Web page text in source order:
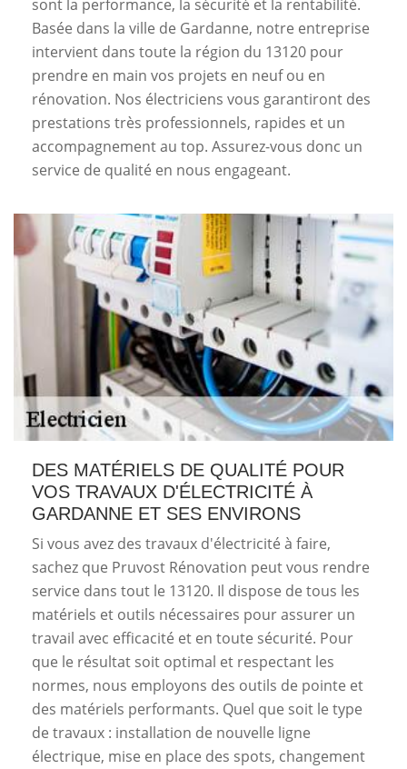
sont la performance, la sécurité et la rentabilité.
Basée dans la ville de Gardanne, notre entreprise
intervient dans toute la région du 13120 pour
prendre en main vos projets en neuf ou en
rénovation. Nos électriciens vous garantiront des
prestations très professionnels, rapides et un
accompagnement au top. Assurez-vous donc un
service de qualité en nous engageant.
DES MATÉRIELS DE QUALITÉ POUR
VOS TRAVAUX D'ÉLECTRICITÉ À
GARDANNE ET SES ENVIRONS
Si vous avez des travaux d'électricité à faire,
sachez que Pruvost Rénovation peut vous rendre
service dans tout le 13120. Il dispose de tous les
matériels et outils nécessaires pour assurer un
travail avec efficacité et en toute sécurité. Pour
que le résultat soit optimal et respectant les
normes, nous employons des outils de pointe et
des matériels performants. Quel que soit le type
de travaux : installation de nouvelle ligne
électrique, mise en place des spots, changement